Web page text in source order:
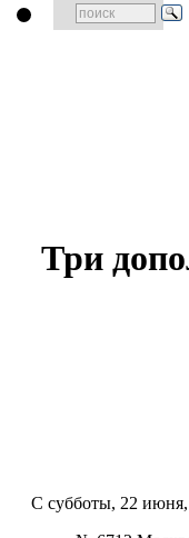
Три
С субботы, 22 июня,